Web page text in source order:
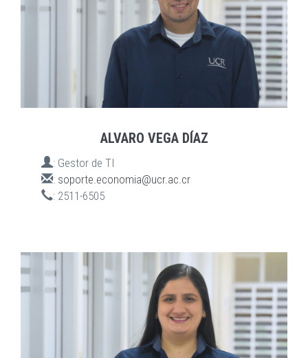
ALVARO VEGA DÍAZ
: Gestor de TI
: soporte.economia@ucr.ac.cr
: 2511-6505